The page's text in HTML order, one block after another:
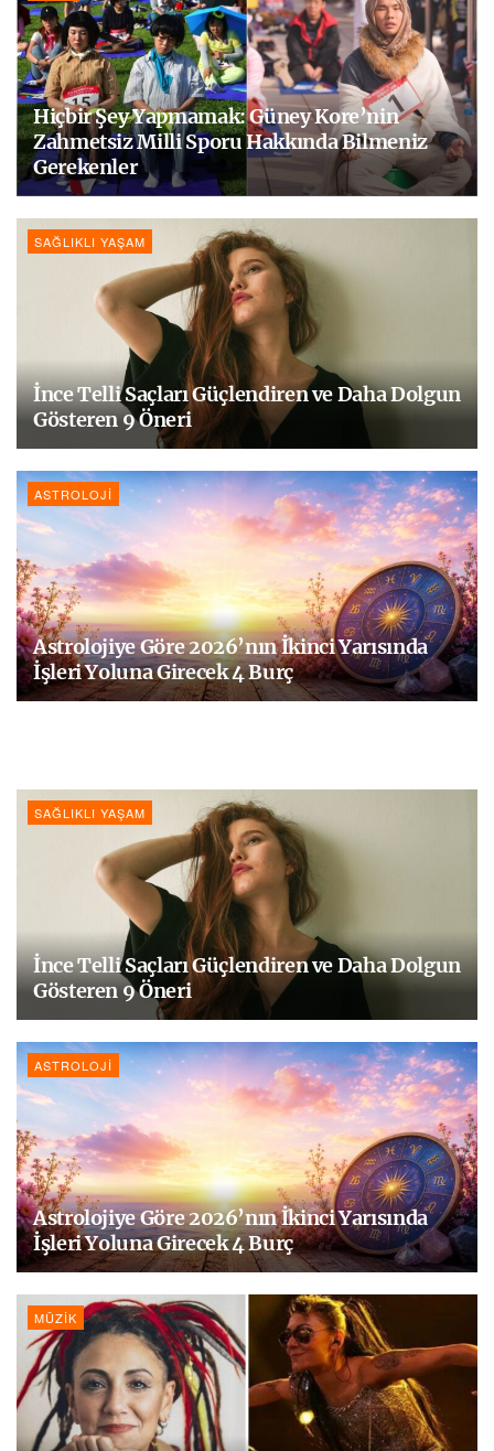
Hiçbir Şey Yapmamak: Güney Kore’nin
Zahmetsiz Milli Sporu Hakkında Bilmeniz
Gerekenler
SAĞLIKLI YAŞAM
İnce Telli Saçları Güçlendiren ve Daha Dolgun
Gösteren 9 Öneri
ASTROLOJI
Astrolojiye Göre 2026’nın İkinci Yarısında
İşleri Yoluna Girecek 4 Burç
SAĞLIKLI YAŞAM
İnce Telli Saçları Güçlendiren ve Daha Dolgun
Gösteren 9 Öneri
ASTROLOJI
Astrolojiye Göre 2026’nın İkinci Yarısında
İşleri Yoluna Girecek 4 Burç
MÜZIK